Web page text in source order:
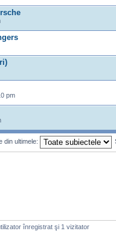
pm
din ultimele:
înregistrat şi 1 vizitator